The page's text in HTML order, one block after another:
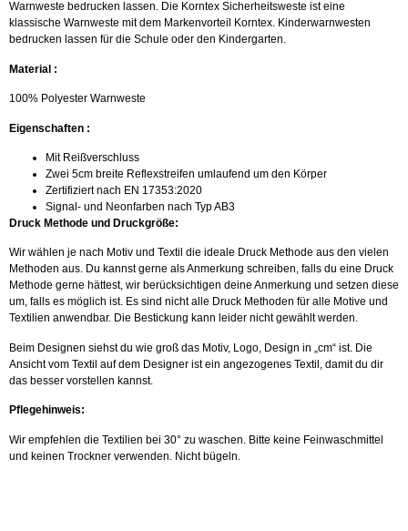
Warnweste bedrucken lassen. Die Korntex Sicherheitsweste ist eine
klassische Warnweste mit dem Markenvorteil Korntex. Kinderwarnwesten
bedrucken lassen für die Schule oder den Kindergarten.
Material :
100% Polyester Warnweste
Eigenschaften :
Mit Reißverschluss
Zwei 5cm breite Reflexstreifen umlaufend um den Körper
Zertifiziert nach EN 17353:2020
Signal- und Neonfarben nach Typ AB3
Druck Methode und Druckgröße:
Wir wählen je nach Motiv und Textil die ideale Druck Methode aus den vielen
Methoden aus. Du kannst gerne als Anmerkung schreiben, falls du eine Druck
Methode gerne hättest, wir berücksichtigen deine Anmerkung und setzen diese
um, falls es möglich ist. Es sind nicht alle Druck Methoden für alle Motive und
Textilien anwendbar. Die Bestickung kann leider nicht gewählt werden.
Beim Designen siehst du wie groß das Motiv, Logo, Design in „cm“ ist. Die
Ansicht vom Textil auf dem Designer ist ein angezogenes Textil, damit du dir
das besser vorstellen kannst.
Pflegehinweis:
Wir empfehlen die Textilien bei 30° zu waschen. Bitte keine Feinwaschmittel
und keinen Trockner verwenden. Nicht bügeln.